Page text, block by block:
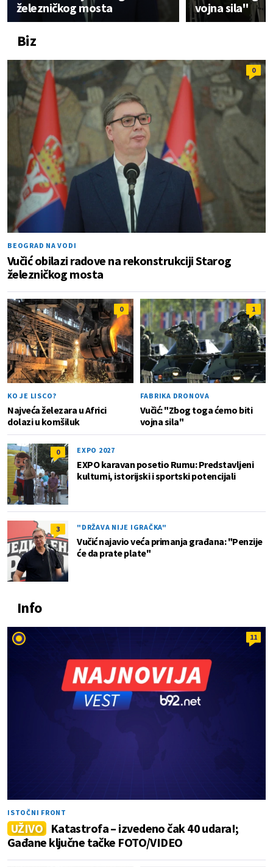
železničkog mosta
vojna sila"
Biz
0
BEOGRAD NA VODI
Vučić obilazi radove na rekonstrukciji Starog
železničkog mosta
0
KO JE LISCO?
Najveća železara u Africi
dolazi u komšiluk
1
FABRIKA DRONOVA
Vučić: "Zbog toga ćemo biti
vojna sila"
0 EXPO 2027
EXPO karavan posetio Rumu: Predstavljeni
kulturni, istorijski i sportski potencijali
3 "DRŽAVA NIJE IGRAČKA"
Vučić najavio veća primanja građana: "Penzije
će da prate plate"
Info
11
ISTOČNI FRONT
UŽIVO Katastrofa – izvedeno čak 40 udara!;
Gađane ključne tačke FOTO/VIDEO